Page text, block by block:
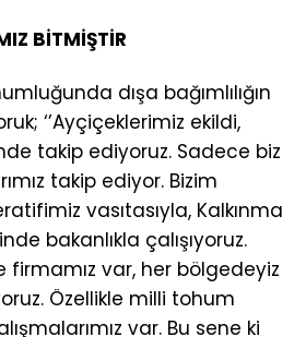
BİTMİŞTİR
dışa bağımlılığın
‘’Ayçiçeklerimiz ekildi,
takip ediyoruz. Sadece biz
takip ediyor. Bizim
vasıtasıyla, Kalkınma
bakanlıkla çalışıyoruz.
firmamız var, her bölgedeyiz
Özellikle milli tohum
var. Bu sene ki